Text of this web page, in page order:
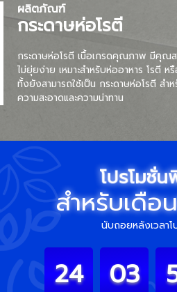
ผลิตภัณฑ์
กระดาษห่อโรตี
กระดาษห่อโรตี เนื้อเกรดคุณภาพ มีคุณส
ไม่ยุ่ยง่าย เหมาะสำหรับห่ออาหาร โรตี
ทั้งยังสามารถใช้เป็น กระดาษห่อโรตี สำ
ความสะอาดและความน่าทาน
โปรโมชั่น
สำหรับเดือ
นับถอยหลังเวลาโ
24 03